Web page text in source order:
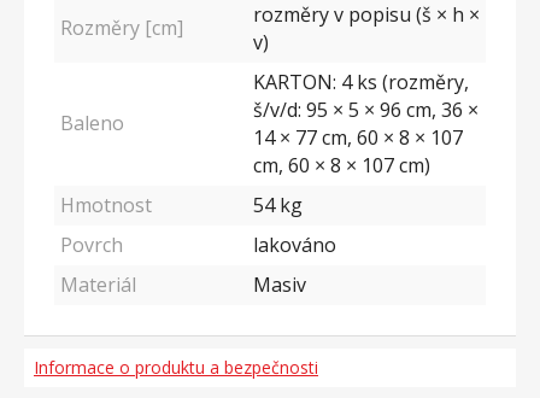
Rozměry [cm]
rozměry v popisu (š × h ×
v)
Baleno
KARTON: 4 ks (rozměry,
š/v/d: 95 × 5 × 96 cm, 36 ×
14 × 77 cm, 60 × 8 × 107
cm, 60 × 8 × 107 cm)
Hmotnost
54kg
Povrch
lakováno
Materiál
Masiv
Informace o produktu a bezpečnosti